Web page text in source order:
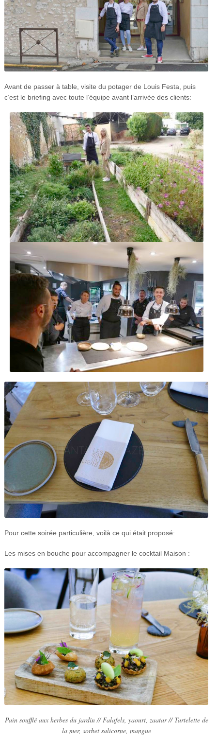
Avant de passer à table, visite du potager de Louis Festa, puis
c’est le briefing avec toute l’équipe avant l’arrivée des clients:
Pour cette soirée particulière, voilà ce qui était proposé:
Les mises en bouche pour accompagner le cocktail Maison :
Pain soufflé aux herbes du jardin // Falafels, yaourt, zaatar // Tartelette de
la mer, sorbet salicorne, mangue